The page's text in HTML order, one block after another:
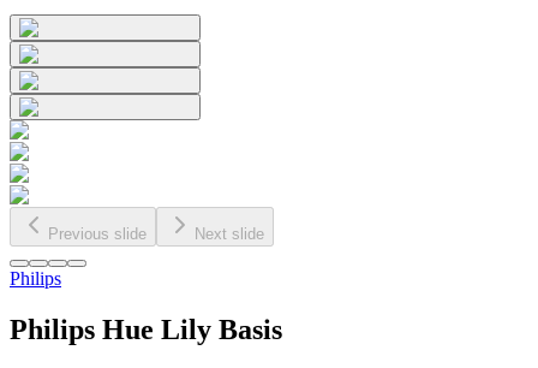
Previous slide Next slide
Philips
Philips Hue Lily Basis